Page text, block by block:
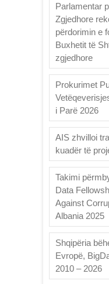
Parlamentar
Zgjedhore
përdorimin e
Buxhetit të
zgjedhore
Prokurimet
i Parë 2026
AIS zhvilloi
kuadër të
Takimi
Data
Against
Albania 2025
Shqipëria
Evropë,
2010 – 2026